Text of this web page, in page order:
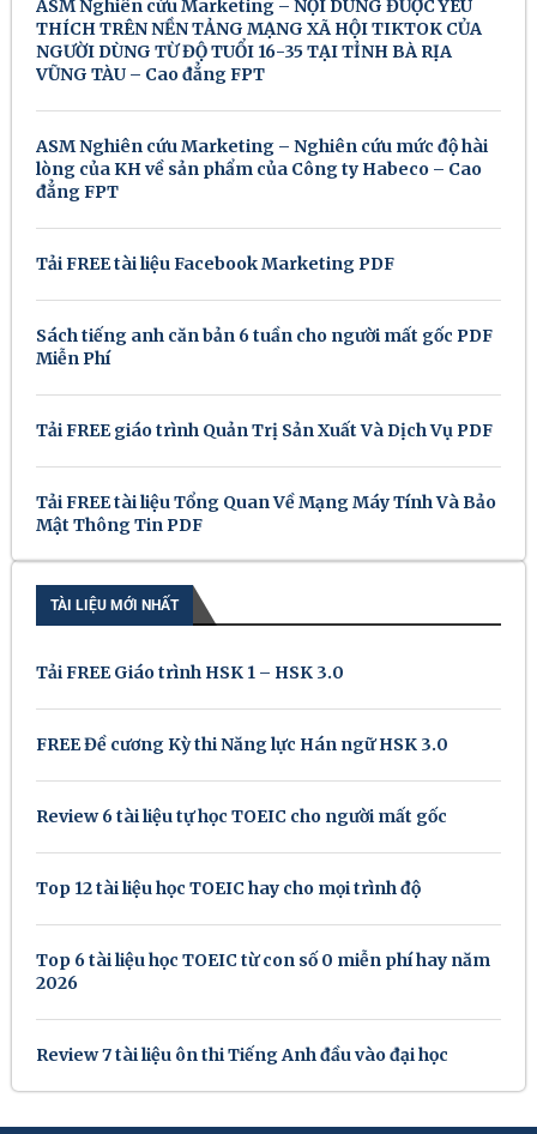
ASM Nghiên cứu Marketing – NỘI DUNG ĐƯỢC YÊU
THÍCH TRÊN NỀN TẢNG MẠNG XÃ HỘI TIKTOK CỦA
NGƯỜI DÙNG TỪ ĐỘ TUỔI 16-35 TẠI TỈNH BÀ RỊA
VŨNG TÀU – Cao đẳng FPT
ASM Nghiên cứu Marketing – Nghiên cứu mức độ hài
lòng của KH về sản phẩm của Công ty Habeco – Cao
đẳng FPT
Tải FREE tài liệu Facebook Marketing PDF
Sách tiếng anh căn bản 6 tuần cho người mất gốc PDF
Miễn Phí
Tải FREE giáo trình Quản Trị Sản Xuất Và Dịch Vụ PDF
Tải FREE tài liệu Tổng Quan Về Mạng Máy Tính Và Bảo
Mật Thông Tin PDF
TÀI LIỆU MỚI NHẤT
Tải FREE Giáo trình HSK 1 – HSK 3.0
FREE Đề cương Kỳ thi Năng lực Hán ngữ HSK 3.0
Review 6 tài liệu tự học TOEIC cho người mất gốc
Top 12 tài liệu học TOEIC hay cho mọi trình độ
Top 6 tài liệu học TOEIC từ con số 0 miễn phí hay năm
2026
Review 7 tài liệu ôn thi Tiếng Anh đầu vào đại học